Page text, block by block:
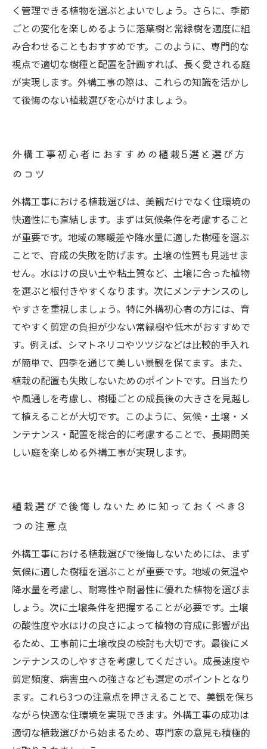
く管理できる植物を選ぶとよいでしょう。さらに、季節
ごとの変化を楽しめるように落葉樹と常緑樹を適度に組
み合わせることもおすすめです。このように、専門的な
視点で適切な樹種と配置を計画すれば、長く愛される庭
が実現します。外構工事の際は、これらの知識を活かし
て後悔のない植栽選びを心がけましょう。
外構工事初心者におすすめの植栽5選と選び方
のコツ
外構工事における植栽選びは、美観だけでなく住環境の
快適性にも直結します。まずは気候条件を考慮すること
が重要です。地域の寒暖差や降水量に適した樹種を選ぶ
ことで、育成の失敗を防げます。土壌の性質も見逃せま
せん。水はけの良い土や粘土質など、土壌に合った植物
を選ぶと根付きやすくなります。次にメンテナンスのし
やすさを重視しましょう。特に外構初心者の方には、育
てやすく剪定の負担が少ない常緑樹や低木がおすすめで
す。例えば、シマトネリコやツツジなどは比較的手入れ
が簡単で、四季を通じて美しい景観を保てます。また、
植栽の配置も失敗しないためのポイントです。日当たり
や風通しを考慮し、樹種ごとの成長後の大きさを見越し
て植えることが大切です。このように、気候・土壌・メ
ンテナンス・配置を総合的に考慮することで、長期間美
しい庭を楽しめる外構工事が実現します。
植栽選びで後悔しないために知っておくべき3
つの注意点
外構工事における植栽選びで後悔しないためには、まず
気候に適した樹種を選ぶことが重要です。地域の気温や
降水量を考慮し、耐寒性や耐暑性に優れた植物を選びま
しょう。次に土壌条件を把握することが必要です。土壌
の酸性度や水はけの良さによって植物の育成に影響が出
るため、工事前に土壌改良の検討も大切です。最後にメ
ンテナンスのしやすさを考慮してください。成長速度や
剪定頻度、病害虫への強さなども選定のポイントとなり
ます。これら3つの注意点を押さえることで、美観を保ち
ながら快適な住環境を実現できます。外構工事の成功は
適切な植栽選びから始まるため、専門家の意見も積極的